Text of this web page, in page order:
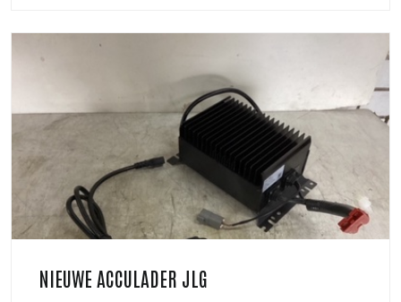
NIEUWE ACCULADER JLG